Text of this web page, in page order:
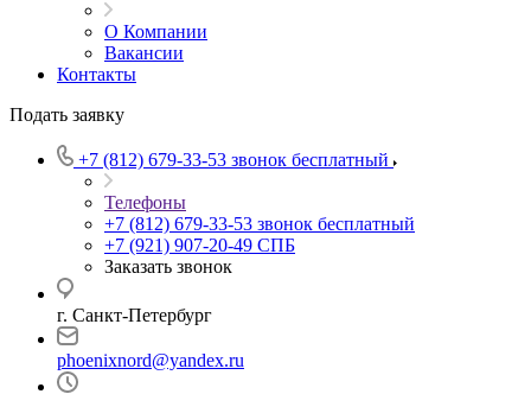
О Компании
Вакансии
Контакты
Подать заявку
+7 (812) 679-33-53 звонок бесплатный
Телефоны
+7 (812) 679-33-53 звонок бесплатный
+7 (921) 907-20-49 СПБ
Заказать звонок
г. Санкт-Петербург
phoenixnord@yandex.ru